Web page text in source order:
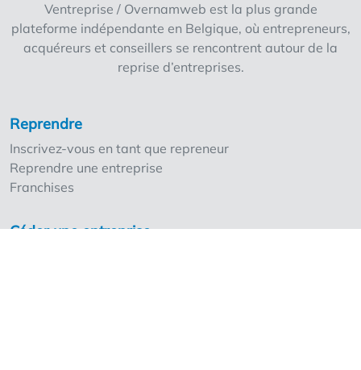
Ventreprise / Overnamweb est la plus grande
plateforme indépendante en Belgique, où entrepreneurs,
acquéreurs et conseillers se rencontrent autour de la
reprise d’entreprises.
Reprendre
Inscrivez-vous en tant que repreneur
Reprendre une entreprise
Franchises
Céder une entreprise